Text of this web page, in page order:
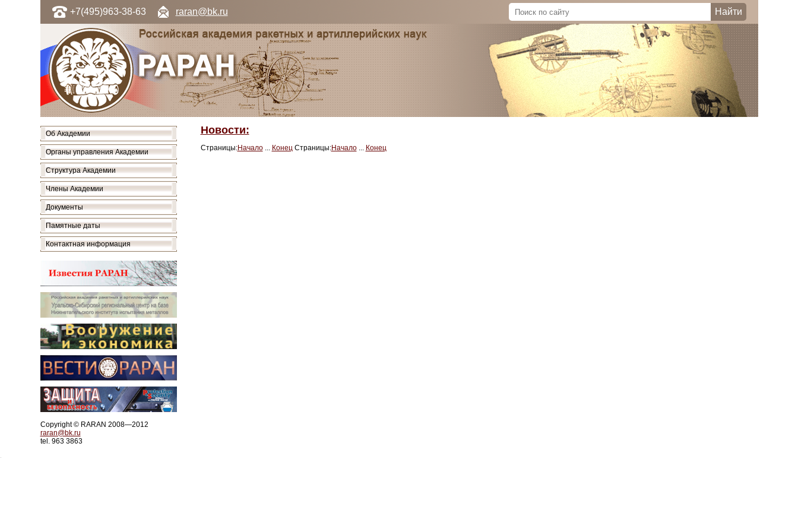
+7(495)963-38-63 raran@bk.ru
Об Академии
Органы управления Академии
Структура Академии
Члены Академии
Документы
Памятные даты
Контактная информация
Новости:
Страницы:Начало ... КонецСтраницы:Начало ... Конец
Copyright © RARAN 2008—2012
raran@bk.ru
tel. 963 3863